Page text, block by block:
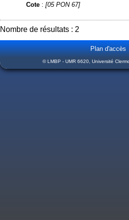
Cote :[05 PON 67]
Nombre de résultats : 2
Plan d'accès
© LMBP - UMR 6620, Université